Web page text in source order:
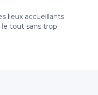
lieux accueillants
le tout sans trop
soigneusement
des lieux